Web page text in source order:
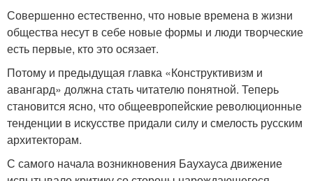
Совершенно естественно, что новые времена в жизни
общества несут в себе новые формы и люди творческие
есть первые, кто это осязает.
Потому и предыдущая главка «Конструктивизм и
авангард» должна стать читателю понятной. Теперь
становится ясно, что общеевропейские революционные
тенденции в искусстве придали силу и смелость русским
архитекторам.
С самого начала возникновения Баухауса движение